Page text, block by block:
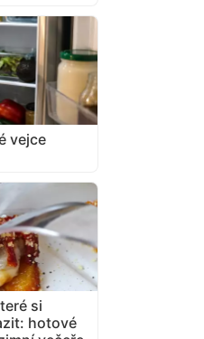
vejce
si
hotové